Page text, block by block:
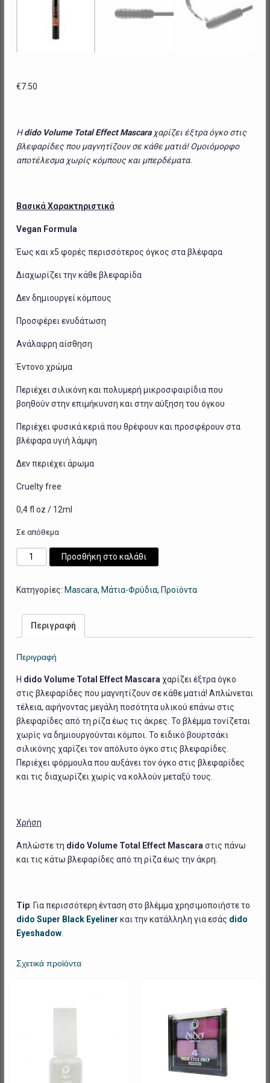
€7.50
H dido Volume Total Effect Mascara χαρίζει έξτρα όγκο στις
βλεφαρίδες που μαγνητίζουν σε κάθε ματιά! Ομοιόμορφο
αποτέλεσμα χωρίς κόμπους και μπερδέματα.
Βασικά Χαρακτηριστικά
Vegan Formula
Έως και x5 φορές περισσότερος όγκος στα βλέφαρα
Διαχωρίζει την κάθε βλεφαρίδα
Δεν δημιουργεί κόμπους
Προσφέρει ενυδάτωση
Ανάλαφρη αίσθηση
Έντονο χρώμα
Περιέχει σιλικόνη και πολυμερή μικροσφαιρίδια που
βοηθούν στην επιμήκυνση και στην αύξηση του όγκου
Περιέχει φυσικά κεριά που θρέφουν και προσφέρουν στα
βλέφαρα υγιή λάμψη
Δεν περιέχει άρωμα
Cruelty free
0,4 fl oz / 12ml
Σε απόθεμα
Volume
Total
Mascara
Προσθήκη στο καλάθι
Κατηγορίες: Mascara, Μάτια-Φρύδια, Προϊόντα
Περιγραφή
Περιγραφή
H dido Volume Total Effect Mascara χαρίζει έξτρα όγκο
στις βλεφαρίδες που μαγνητίζουν σε κάθε ματιά! Απλώνεται
τέλεια, αφήνοντας μεγάλη ποσότητα υλικού επάνω στις
βλεφαρίδες από τη ρίζα έως τις άκρες. Το βλέμμα τονίζεται
χωρίς να δημιουργούνται κόμποι. Το ειδικό βουρτσάκι
σιλικόνης χαρίζει τον απόλυτο όγκο στις βλεφαρίδες.
Περιέχει φόρμουλα που αυξάνει τον όγκο στις βλεφαρίδες
και τις διαχωρίζει χωρίς να κολλούν μεταξύ τους.
Χρήση
Απλώστε τη dido Volume Total Effect Mascara στις πάνω
και τις κάτω βλεφαρίδες από τη ρίζα έως την άκρη.
Tip: Για περισσότερη ένταση στο βλέμμα χρησιμοποιήστε το
dido Super Black Eyeliner και την κατάλληλη για εσάς dido
Eyeshadow.
Σχετικά προϊόντα